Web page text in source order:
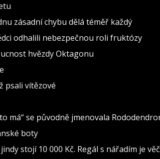
zásadní chybu dělá téměř každý
odhalili nebezpečnou roli fruktózy
hvězdy Oktagonu
psali vítězové
má“ se původně jmenovala
boty
stojí 10 000 Kč. Regál s nářadím je